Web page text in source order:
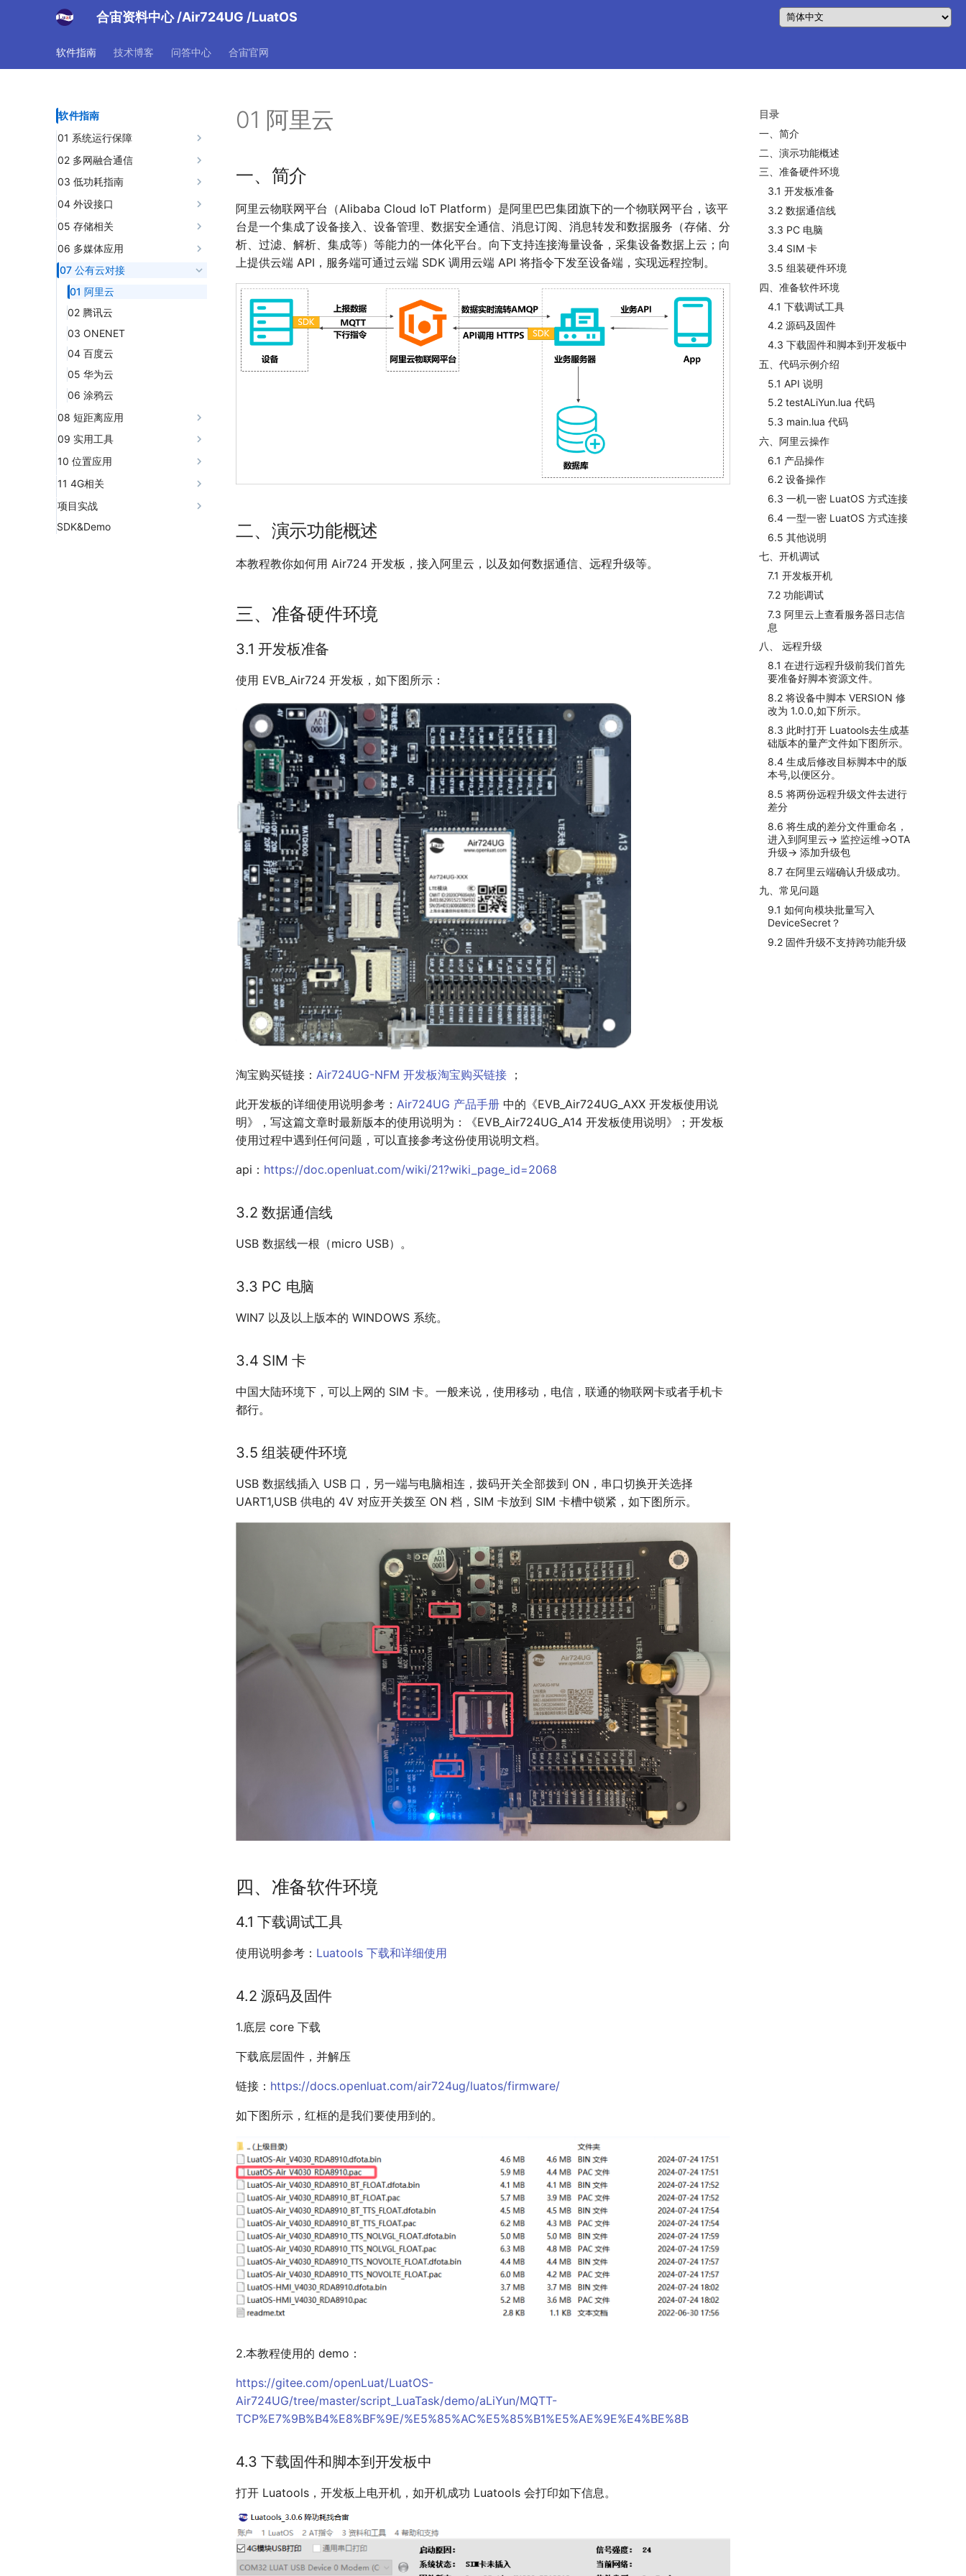
合宙资料中心 /Air724UG /LuatOS
软件指南 技术博客 问答中心 合宙官网
软件指南
01 系统运行保障
01 LuatOS运行框架
02 远程固件升级服务(合宙自
03 远程日志errDump
02 多网融合通信
01 TCP
02 UDP
03 HTTP
04 MQTT
05 FTP
06 NTP
07 WebSocket
03 低功耗指南
01 低功耗
04 外设接口
01 UART
02 ADC
03 GPIO
04 I2C
05 SPI
06 PWM
07 KEYPAD
05 存储相关
01 SPI Flash
02 SD卡
03 文件系统(io)
04 键值对存储(nvm)
06 多媒体应用
01 音频播放
02 音频录制
03 SPI串口屏
04 摄像头拍照和扫码
05 二维码生成和显示
07 公有云对接
01 阿里云
02 腾讯云
03 ONENET
04 百度云
05 华为云
06 涂鸦云
08 短距离应用
01 蓝牙
09 实用工具
01 定时器(timer)
02 闹钟(alarm)
03 外部硬件看门狗(wdt)
04 日志输出
10 位置应用
01 基站WIFI定位
11 4G相关
01 语音通话
02 专网卡APN配置
项目实战
温湿度数据采集
SDK&Demo
目录
一、简介
二、演示功能概述
三、准备硬件环境
3.1 开发板准备
3.2 数据通信线
3.3 PC 电脑
3.4 SIM 卡
3.5 组装硬件环境
四、准备软件环境
4.1 下载调试工具
4.2 源码及固件
4.3 下载固件和脚本到开发板中
五、代码示例介绍
5.1 API 说明
5.2 testALiYun.lua 代码
5.3 main.lua 代码
六、阿里云操作
6.1 产品操作
6.2 设备操作
6.3 一机一密 LuatOS 方式连接
6.4 一型一密 LuatOS 方式连接
6.5 其他说明
七、开机调试
7.1 开发板开机
7.2 功能调试
7.3 阿里云上查看服务器日志信
息
八、 远程升级
8.1 在进行远程升级前我们首先
要准备好脚本资源文件。
8.2 将设备中脚本 VERSION 修
改为 1.0.0,如下所示。
8.3 此时打开 Luatools去生成基
础版本的量产文件如下图所示。
8.4 生成后修改目标脚本中的版
本号,以便区分。
8.5 将两份远程升级文件去进行
差分
8.6 将生成的差分文件重命名，
进入到阿里云-> 监控运维->OTA
升级-> 添加升级包
8.7 在阿里云端确认升级成功。
九、常见问题
9.1 如何向模块批量写入
DeviceSecret？
9.2 固件升级不支持跨功能升级
01 阿里云
一、简介
阿里云物联网平台（Alibaba Cloud IoT Platform）是阿里巴巴集团旗下的一个物联网平台，该平
台是一个集成了设备接入、设备管理、数据安全通信、消息订阅、消息转发和数据服务（存储、分
析、过滤、解析、集成等）等能力的一体化平台。向下支持连接海量设备，采集设备数据上云；向
上提供云端 API，服务端可通过云端 SDK 调用云端 API 将指令下发至设备端，实现远程控制。
二、演示功能概述
本教程教你如何用 Air724 开发板，接入阿里云，以及如何数据通信、远程升级等。
三、准备硬件环境
3.1 开发板准备
使用 EVB_Air724 开发板，如下图所示：
淘宝购买链接： Air724UG-NFM 开发板淘宝购买链接 ；
此开发板的详细使用说明参考： Air724UG 产品手册 中的《EVB_Air724UG_AXX 开发板使用说
明》，写这篇文章时最新版本的使用说明为：《EVB_Air724UG_A14 开发板使用说明》；开发板
使用过程中遇到任何问题，可以直接参考这份使用说明文档。
api： https://doc.openluat.com/wiki/21?wiki_page_id=2068
3.2 数据通信线
USB 数据线一根（micro USB）。
3.3 PC 电脑
WIN7 以及以上版本的 WINDOWS 系统。
3.4 SIM 卡
中国大陆环境下，可以上网的 SIM 卡。一般来说，使用移动，电信，联通的物联网卡或者手机卡
都行。
3.5 组装硬件环境
USB 数据线插入 USB 口，另一端与电脑相连，拨码开关全部拨到 ON，串口切换开关选择
UART1,USB 供电的 4V 对应开关拨至 ON 档，SIM 卡放到 SIM 卡槽中锁紧，如下图所示。
四、准备软件环境
4.1 下载调试工具
使用说明参考： Luatools 下载和详细使用
4.2 源码及固件
1.底层 core 下载
下载底层固件，并解压
链接： https://docs.openluat.com/air724ug/luatos/firmware/
如下图所示，红框的是我们要使用到的。
2.本教程使用的 demo：
https://gitee.com/openLuat/LuatOS-
Air724UG/tree/master/script_LuaTask/demo/aLiYun/MQTT-
TCP%E7%9B%B4%E8%BF%9E/%E5%85%AC%E5%85%B1%E5%AE%9E%E4%BE%8B
4.3 下载固件和脚本到开发板中
打开 Luatools，开发板上电开机，如开机成功 Luatools 会打印如下信息。